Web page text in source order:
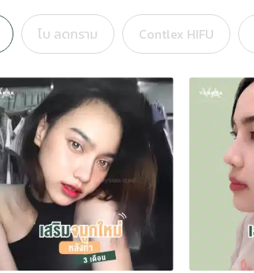
โบ ลดกราม Contlex HIFU